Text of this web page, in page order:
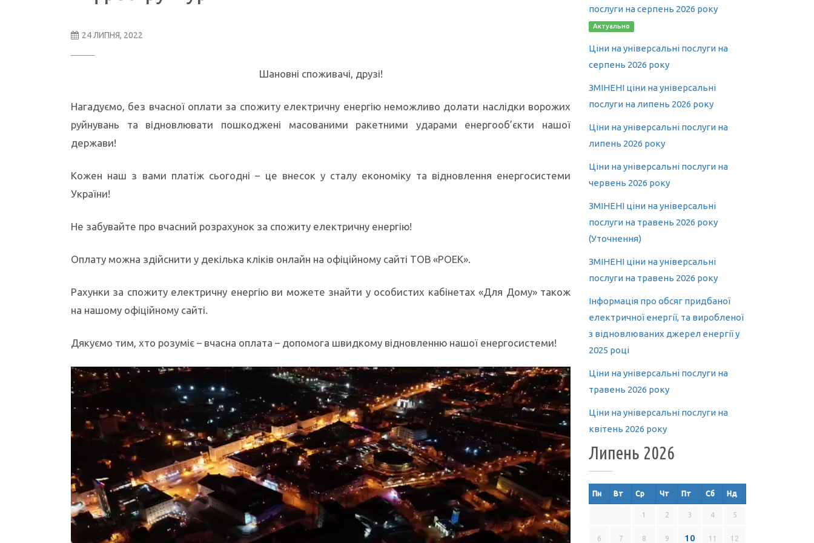
24 ЛИПНЯ, 2022
Шановні споживачі, друзі!
Нагадуємо, без вчасної оплати за спожиту електричну енергію неможливо долати наслідки ворожих
руйнувань та відновлювати пошкоджені масованими ракетними ударами енергооб’єкти нашої
держави!
Кожен наш з вами платіж сьогодні – це внесок у сталу економіку та відновлення енергосистеми
України!
Не забувайте про вчасний розрахунок за спожиту електричну енергію!
Оплату можна здійснити у декілька кліків онлайн на офіційному сайті ТОВ «РОЕК».
Рахунки за спожиту електричну енергію ви можете знайти у особистих кабінетах «Для Дому» також
на нашому офіційному сайті.
Дякуємо тим, хто розуміє – вчасна оплата – допомога швидкому відновленню нашої енергосистеми!
послуги на серпень 2026 року
Актуально
Ціни на універсальні послуги на
серпень 2026 року
ЗМІНЕНІ ціни на універсальні
послуги на липень 2026 року
Ціни на універсальні послуги на
липень 2026 року
Ціни на універсальні послуги на
червень 2026 року
ЗМІНЕНІ ціни на універсальні
послуги на травень 2026 року
(Уточнення)
ЗМІНЕНІ ціни на універсальні
послуги на травень 2026 року
Інформація про обсяг придбаної
електричної енергії, та виробленої
з відновлюваних джерел енергії у
2025 році
Ціни на універсальні послуги на
травень 2026 року
Ціни на універсальні послуги на
квітень 2026 року
Липень 2026
Пн Вт Ср Чт Пт Сб Нд
1 2 3 4 5
6 7 8 9 10 11 12